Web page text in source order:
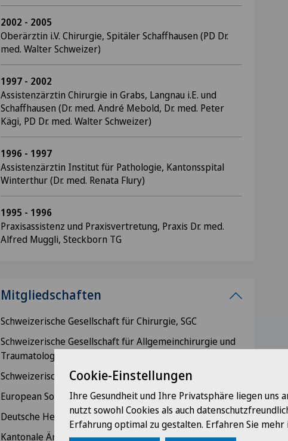
2002 - 2005
Oberärztin i.V. Chirurgie, Spitäler Schaffhausen (PD Dr.
med. Walter Schweizer)
1997 - 2002
Assistenzärztin Chirurgie in Grabs, Langnau i.E. und
Schaffhausen (Dr. med. André Mebold, Dr. med. Peter
Kägi, PD Dr. med. Walter Schweizer)
1996 - 1997
Assistenzärztin Institut für Pathologie, Kantonsspital
Winterthur (Dr. med. Renata Flury)
1995 - 1996
Praxisassistenz und Praxisvertretung, Praxis Dr. med.
Alfred Muggli, Steckborn TG
Mitgliedschaften
Schweizerische Gesellschaft für Chirurgie, SGC
Schweizerische Gesellschaft für Allgemeinchirurgie und
Traumatologie, SGACT
Schweizerische Gesellschaft für Viszeralchirurgie, SGVC
European Society for Coloproctology, ESCP
Deutsche Herniengesellschaft, DHG
Kantonale Ärztegesellschaft Schaffhausen
Cookie-Einstellungen
Ihre Gesundheit und Ihre Privatsphäre liegen uns
nutzt sowohl Cookies als auch
Erfahrung optimal zu gestalten. Erfahren Sie mehr